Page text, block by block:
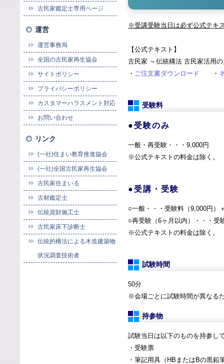
古民家鑑定士専用ページ
運営
運営事務局
全国の古民家再生協会
サイトポリシー
プライバシーポリシー
カスタマーハラスメント対応
お問い合わせ
リンク
(一社)住まい教育推進協会
(一社)全国古民家再生協会
古民家住まいる
古材鑑定士
伝統資財施工士
古民家床下診断士
伝統的構法による木造建築物
状況調査技術者
※受講受験当日は必ず公式テキ
【公式テキスト】
古民家 ～伝統構法 古民家活用
・ ご注文書ダウンロード ・
受験料
●受験のみ
一般・再受験・・・9,000円
※公式テキストの料金は除く。
●受講・受験
○一般・・・受験料（9,000円
○再受験（6ヶ月以内）・・・
※公式テキストの料金は除く。
試験時間
50分
※会場ごとに試験時間が異なる
持参物
試験当日は以下のものを持参し
・受験票
・筆記用具（HBまたはBの黒